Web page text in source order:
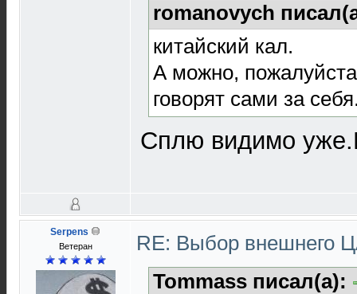
romanovych
китайский кал.
А можно,
говорят сами за
Сплю видимо
Serpens
Ветеран
RE: Выбор внешнего
Tommass писал(а):